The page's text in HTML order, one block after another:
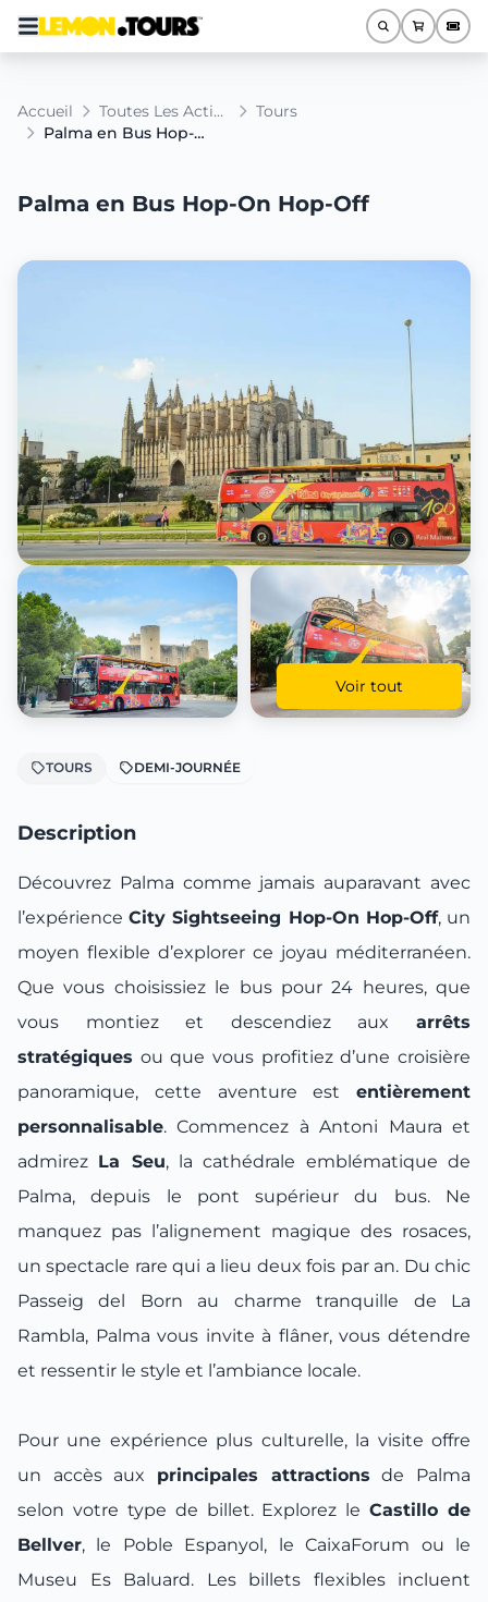
Accueil Toutes Les Activités
Tours
Palma en Bus Hop-On Hop-Off
Palma en Bus Hop-On Hop-Off
Voir tout
TOURS DEMI-JOURNÉE
Description
Découvrez Palma comme jamais auparavant avec
l’expérienceCity Sightseeing Hop-On Hop-Off, un
moyen flexible d’explorer ce joyau méditerranéen.
Que vous choisissiez le bus pour 24 heures, que
vous montiez et descendiez aux arrêts
stratégiques ou que vous profitiez d’une croisière
panoramique, cette aventure est entièrement
personnalisable. Commencez à Antoni Maura et
admirez La Seu, la cathédrale emblématique de
Palma, depuis le pont supérieur du bus. Ne
manquez pas l’alignement magique des rosaces,
un spectacle rare qui a lieu deux fois par an. Du chic
Passeig del Born au charme tranquille de La
Rambla, Palma vous invite à flâner, vous détendre
et ressentir le style et l’ambiance locale.
Pour une expérience plus culturelle, la visite offre
un accès aux principales attractions de Palma
selon votre type de billet. Explorez leCastillo de
Bellver, le Poble Espanyol, le CaixaForum ou le
Museu Es Baluard. Les billets flexibles incluent